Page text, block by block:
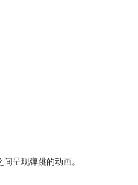
呈现弹跳的动画。